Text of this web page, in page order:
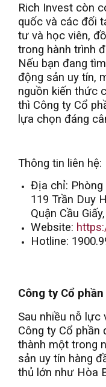
Rich Invest còn
quốc và các đối
tư và học viên,
trong hành trình
Nếu bạn đang
động sản uy tín,
nguồn kiến thức
thì Công ty Cổ
lựa chọn đáng
Thông tin liên hệ:
Địa chỉ: Phòng
119 Trần Duy
Quận Cầu
Website:
Hotline:
Công ty Cổ
Sau nhiều nỗ lực
Công ty Cổ
thành một trong
sản uy tín hàng
thủ lớn như Hòa